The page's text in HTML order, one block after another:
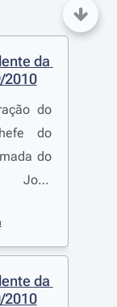
da
2010
do
do
do
José
da
2010